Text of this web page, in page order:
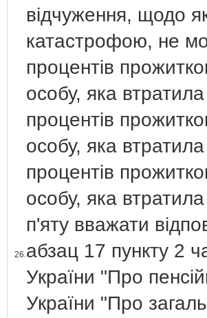
відчуження, щодо
катастрофою, не
процентів
особу, яка втратила
процентів
особу, яка втратила
процентів
особу, яка
п'яту вважати
26.абзац 17 пункту 2
України "Про
України "Про